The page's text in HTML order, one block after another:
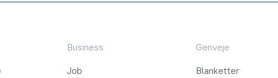
Business
Job
Genveje
Blanketter